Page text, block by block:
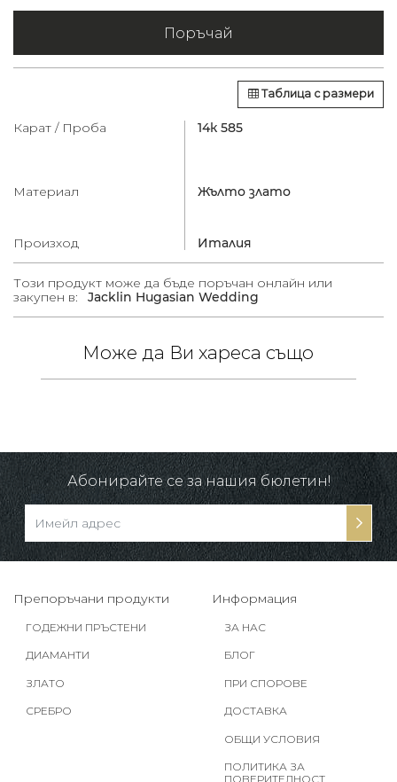
Поръчай
Таблица с размери
Карат / Проба 14к 585
Материал Жълто злато
Произход Италия
Този продукт може да бъде поръчан онлайн или
закупен в:
Jacklin Hugasian Wedding
Може да Ви хареса също
Абонирайте се за нашия бюлетин!
Препоръчани продукти
ГОДЕЖНИ ПРЪСТЕНИ
ДИАМАНТИ
ЗЛАТО
СРЕБРО
Информация
ЗА НАС
БЛОГ
ПРИ СПОРОВЕ
ДОСТАВКА
ОБЩИ УСЛОВИЯ
ПОЛИТИКА ЗА
ПОВЕРИТЕЛНОСТ